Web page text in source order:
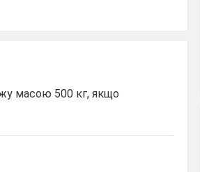
масою 500 кг, якщо